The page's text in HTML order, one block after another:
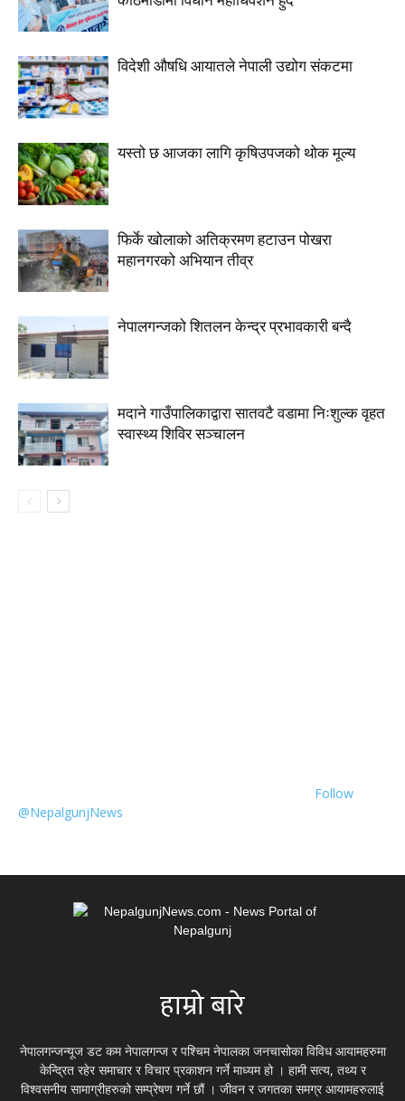
विदेशी औषधि आयातले नेपाली उद्योग संकटमा
यस्तो छ आजका लागि कृषिउपजको थोक मूल्य
फिर्के खोलाको अतिक्रमण हटाउन पोखरा
महानगरको अभियान तीव्र
नेपालगन्जको शितलन केन्द्र प्रभावकारी बन्दै
मदाने गाउँपालिकाद्वारा सातवटै वडामा निःशुल्क वृहत
स्वास्थ्य शिविर सञ्चालन
Follow
@NepalgunjNews
हाम्रो बारे
नेपालगन्जन्यूज डट कम नेपालगन्ज र पश्चिम नेपालका जनचासोका विविध आयामहरुमा
केन्द्रित रहेर समाचार र विचार प्रकाशन गर्ने माध्यम हो । हामी सत्य, तथ्य र
विश्वसनीय सामाग्रीहरुको सम्प्रेषण गर्ने छौं । जीवन र जगतका समग्र आयामहरुलाई